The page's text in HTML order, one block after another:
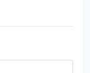
standardzie